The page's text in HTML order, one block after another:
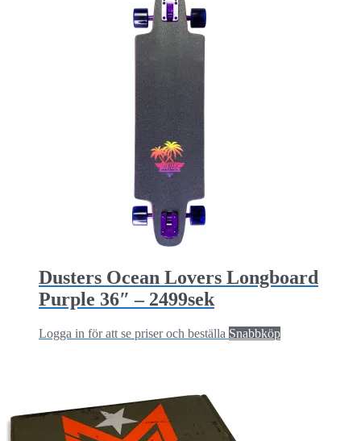
Dusters Ocean Lovers Longboard
Purple 36″ – 2499sek
Logga in för att se priser och beställa Snabbköp